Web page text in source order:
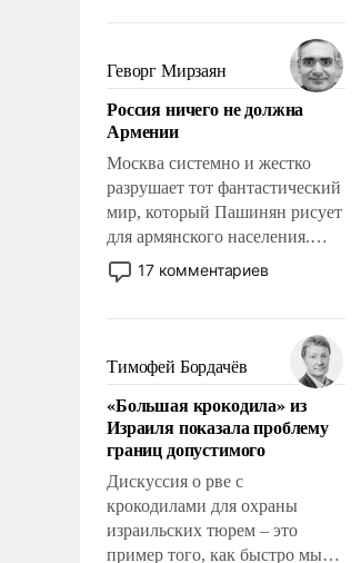
Сложившаяся ситуация
означает многолетний период
уязвимости США, например,
перед Китаем.
Геворг Мирзаян
Россия ничего не должна
Армении
Москва системно и жестко
разрушает тот фантастический
мир, который Пашинян рисует
для армянского населения.
Мир, где политические
прожекты будут безусловно
налогоплательщиков и где
Еревану за свои поступки не
нужно отвечать.
17 комментариев
Тимофей Бордачёв
«Большая крокодила» из
Израиля показала проблему
границ допустимого
Дискуссия о рве с
крокодилами для охраны
израильских тюрем – это
пример того, как быстро мы